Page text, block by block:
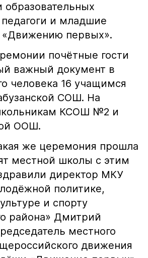
образовательных
и младшие
«Движению первых».
почётные гости
важный документ в
человека 16 учащимся
СОШ. На
КСОШ №2 и
ООШ.
же церемония прошла
местной школы с этим
директор МКУ
политике,
и спорту
района» Дмитрий
местного
движения